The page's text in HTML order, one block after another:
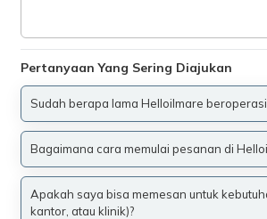
Pertanyaan Yang Sering Diajukan
Sudah berapa lama Helloilmare
Bagaimana cara memulai pesanan di
Apakah saya bisa memesan untuk
kantor, atau klinik)?